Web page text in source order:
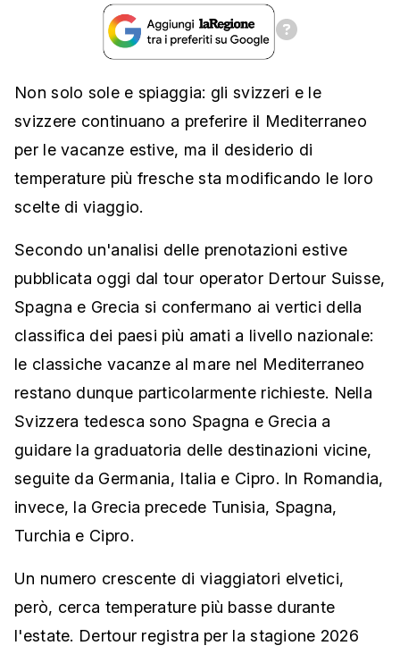
Non solo sole e spiaggia: gli svizzeri e le
svizzere continuano a preferire il Mediterraneo
per le vacanze estive, ma il desiderio di
temperature più fresche sta modificando le loro
scelte di viaggio.
Secondo un'analisi delle prenotazioni estive
pubblicata oggi dal tour operator Dertour Suisse,
Spagna e Grecia si confermano ai vertici della
classifica dei paesi più amati a livello nazionale:
le classiche vacanze al mare nel Mediterraneo
restano dunque particolarmente richieste. Nella
Svizzera tedesca sono Spagna e Grecia a
guidare la graduatoria delle destinazioni vicine,
seguite da Germania, Italia e Cipro. In Romandia,
invece, la Grecia precede Tunisia, Spagna,
Turchia e Cipro.
Un numero crescente di viaggiatori elvetici,
però, cerca temperature più basse durante
l'estate. Dertour registra per la stagione 2026